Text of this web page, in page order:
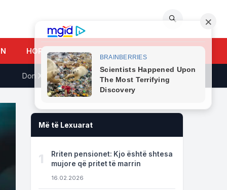
🔍
HOROSKOPI
Don Xhoni i kthehet ashpër një personi në publik, çfarë ndodhi
Më të Lexuarat
1
Rriten pensionet: Kjo është shtesa
mujore që pritet të marrin
16.02.2026